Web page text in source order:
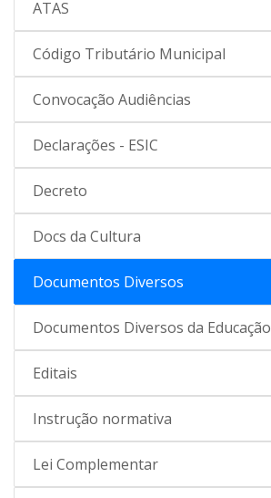
ATAS
Código Tributário Municipal
Convocação Audiências
Declarações - ESIC
Decreto
Docs da Cultura
Documentos Diversos
Documentos Diversos da Educação
Editais
Instrução normativa
Lei Complementar